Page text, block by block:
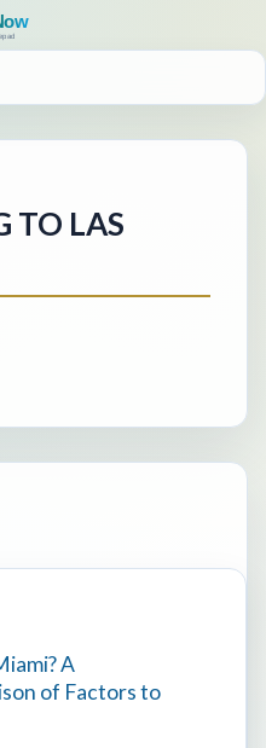
TO LAS
A
of Factors to